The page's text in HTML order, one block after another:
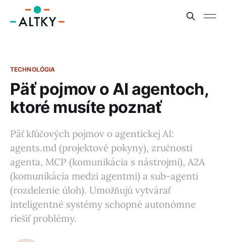
TECHNOLÓGIA
Päť pojmov o AI agentoch,
ktoré musíte poznať
Päť kľúčových pojmov o agentickej AI:
agents.md (projektové pokyny), zručnosti
agenta, MCP (komunikácia s nástrojmi), A2A
(komunikácia medzi agentmi) a sub-agenti
(rozdelenie úloh). Umožňujú vytvárať
inteligentné systémy schopné autonómne
riešiť problémy.